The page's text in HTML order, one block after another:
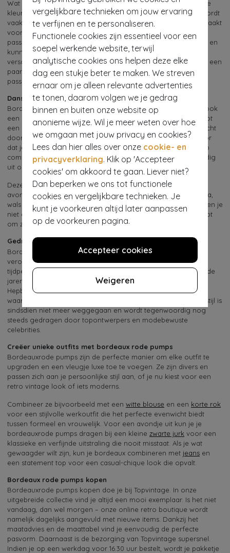
vergelijkbare technieken om jouw ervaring
te verfijnen en te personaliseren.
Functionele cookies zijn essentieel voor een
soepel werkende website, terwijl
analytische cookies ons helpen deze elke
dag een stukje beter te maken. We streven
ernaar om je alleen relevante advertenties
te tonen, daarom volgen we je gedrag
binnen en buiten onze website op
anonieme wijze. Wil je meer weten over hoe
we omgaan met jouw privacy en cookies?
Lees dan hier alles over onze cookie- en
privacyverklaring. Klik op 'Accepteer
cookies' om akkoord te gaan. Liever niet?
Dan beperken we ons tot functionele
cookies en vergelijkbare technieken. Je
kunt je voorkeuren altijd later aanpassen
op de voorkeuren pagina.
Accepteer cookies
Weigeren
Wat bordeauxrode pumps zo bijzonder maakt, is de rijke, diepe
kleur die de schoenen een luxe uitstraling geeft. Deze kleur wordt
vaak geassocieerd met royalty en elegantie, wat ze perfect maakt
voor zowel formele als informele gelegenheden. Bovendien
passen bordeaux rode pumps bij verschillende kledingstukken en
kunnen ze zowel klassiek als trendy gedragen worden. De
verscheidenheid in hakken en materialen betekent dat je altijd een
paar kunt vinden die zowel bij je smaak als bij je voorkeuren
passen.
Dans erop los
Bordeauxrode pumps zijn niet alleen een modekeuze, ze zijn ook
een uitstekende keuze voor dansers! Van een elegante wals tot
een energieke salsa – met de juiste pumps dans je de hele nacht
door. De stabiele hakken en stevige pasvormen zorgen ervoor
dat je de hele nacht kunt doorbrengen zonder in te boeten op
comfort. Dankzij de luxe kleur zien ze er ook nog eens geweldig
uit op de dansvloer.
Deze schoenen kunnen gedragen worden bij een chique
avondjurk, maar ook bij een elegante dansoutfit. Of je nu salsa,
wals of ballroom dansen beoefent, bordeauxrode pumps geven je
niet alleen de nodige steun, maar ook de flair die je nodig hebt
om zelfverzekerd te bewegen.
Gedragen door mode iconen
Bordeauxrode pumps hebben door de jaren heen hun plaats
veroverd in de modewereld. Mode-iconen van verschillende
tijdperken hebben deze elegante kleur met trots gedragen. n de
jaren '50 en '60 zagen we Hollywood-sterren zoals Audrey
Hepburn en Marilyn Monroe regelmatig in stijlvolle pumps –
waaronder in rijke, diepe tinten zoals bordeaux. Deze tijdloze stijl is
sindsdien niet meer weggegaan en wordt tegenwoordig nog
steeds gedragen door topontwerpers en modebewuste
celebrities.
Creëer unieke outfits met bordeaux rode pumps
Bordeauxrode pumps zijn de perfecte manier om elke outfit te
upgraden en een vleugje luxe toe te voegen. Ze zijn divers en
passen zich aan je persoonlijke stijl aan, of je nu kiest voor een
retro vintage look of iets moderns.
Combineer ze bijvoorbeeld met een witte blouse en een korte rok
voor een stijlvolle werkoutfit die het perfecte evenwicht biedt
tussen formeel en vrouwelijk. Voor een avondje uit kun je je
bordeauxrode pumps dragen bij een kleine zwarte jurk voor een
klassieke en verfijnde uitstraling die nooit misstaat. Als je wat
gewaagder wilt zijn, kun je bordeaux combineren met jeans en
een statement top voor een casual-chique look die opvalt.
Bordeaux rode pumps kopen
Bordeauxrode pumps kopen doe je bij Topvintage. In onze
uitgebreide collectie vind je altijd een mooi exemplaar. Is het niet
vandaag, dan wel morgen – onze online retro boutique wordt
namelijk dagelijks aangevuld met nieuwe items. Dankzij het
maatadvies en de maattabel vind je eenvoudig de perfecte
pasvorm. Daarnaast is de bezorging van Topvintage supersnel.
Indien je op een werkdag voor 16.30 uur bestelt, wordt je pakketje